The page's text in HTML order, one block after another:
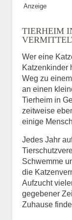
Ort
Anzeige
TIERHEIM
Wer eine
Katzenkinder
Weg zu
an einen
Tierheim in
zeitweise
einige
Jedes Jahr
Schwemme
die
Aufzucht
gegebener
Zuhause